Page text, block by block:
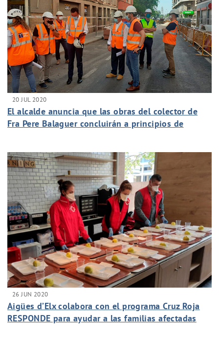
20 JUL 2020
El alcalde anuncia que las obras del colector de
Fra Pere Balaguer concluirán a principios de
26 JUN 2020
Aigües d’Elx colabora con el programa Cruz Roja
RESPONDE para ayudar a las familias afectadas